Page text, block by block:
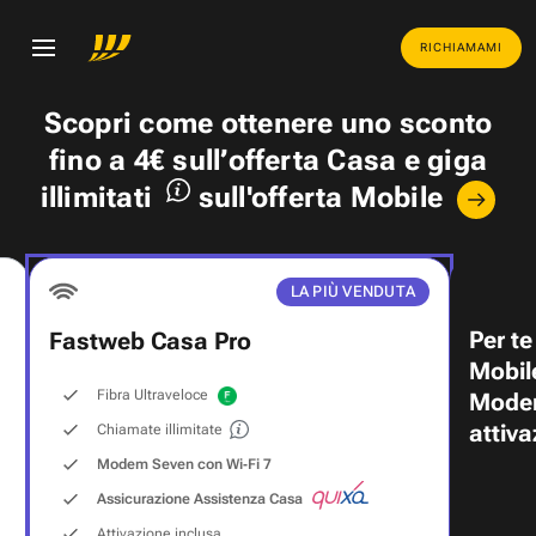
RICHIAMAMI
Scopri come ottenere uno sconto
fino a 4€ sull’offerta Casa egiga
illimitati
sull'offerta Mobile
LA PIÙ VENDUTA
Fastweb Casa Pro
Fibra Ultraveloce
Chiamate illimitate
Modem Seven con Wi‑Fi 7
Assicurazione Assistenza Casa
Per